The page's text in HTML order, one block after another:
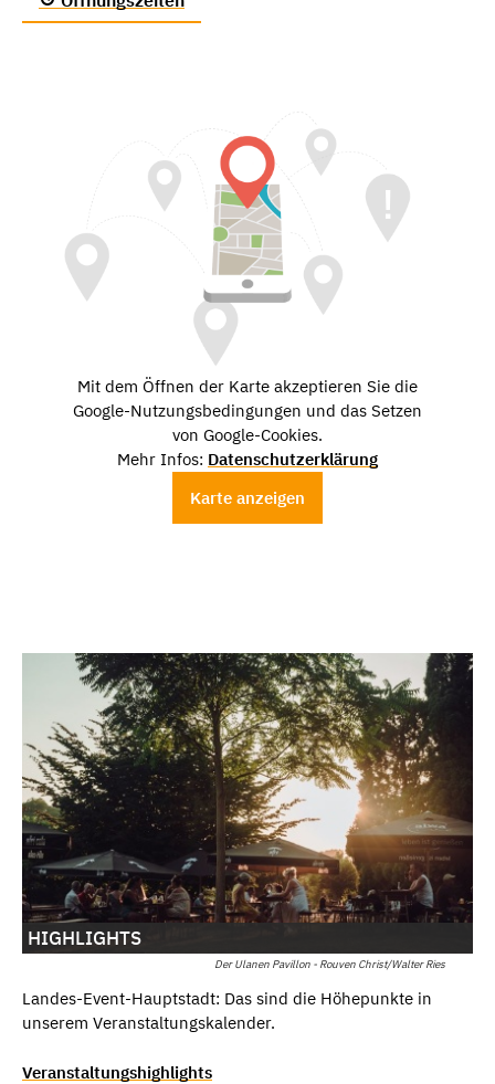
Mit dem Öffnen der Karte akzeptieren Sie die
Google-Nutzungsbedingungen und das Setzen
von Google-Cookies.
Mehr Infos: Datenschutzerklärung
Karte anzeigen
Der Ulanen Pavillon - Rouven Christ/Walter Ries
HIGHLIGHTS
Landes-Event-Hauptstadt: Das sind die Höhepunkte in
unserem Veranstaltungskalender.
Veranstaltungshighlights